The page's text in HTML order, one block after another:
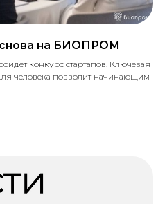
снова на БИОПРОМ
конкурс стартапов. Ключевая
человека позволит начинающим